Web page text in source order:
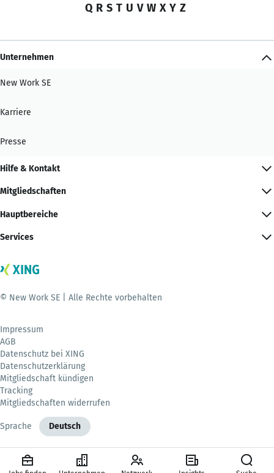
Q R S T U V W X Y Z
Unternehmen
New Work SE
Karriere
Presse
Hilfe & Kontakt
Mitgliedschaften
Hauptbereiche
Services
© New Work SE | Alle Rechte vorbehalten
Impressum
AGB
Datenschutz bei XING
Datenschutzerklärung
Mitgliedschaft kündigen
Tracking
Mitgliedschaften widerrufen
Sprache Deutsch